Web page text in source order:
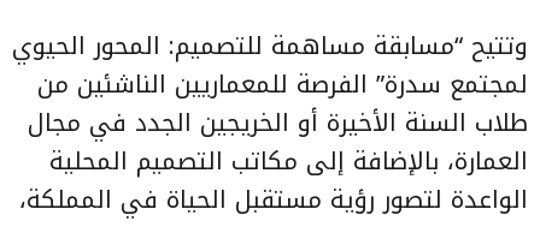
وتتيح “مسابقة مساهمة للتصميم: المحور الحيوي
لمجتمع سدرة” الفرصة للمعماريين الناشئين من
طلاب السنة الأخيرة أو الخريجين الجدد في مجال
العمارة، بالإضافة إلى مكاتب التصميم المحلية
الواعدة لتصور رؤية مستقبل الحياة في المملكة،